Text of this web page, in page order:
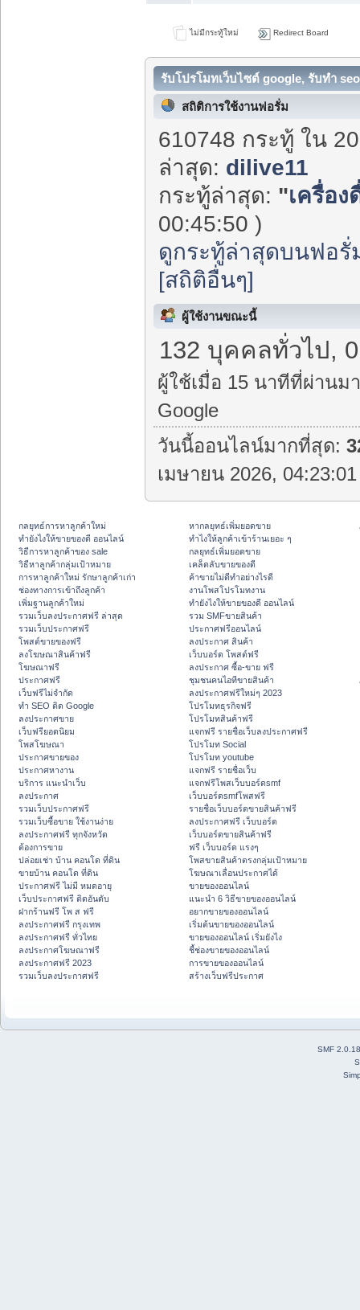
ไม่มีกระทู้ใหม่ Redirect Board
รับโปรโมทเว็บไซต์ google, รับทำ
สถิติการใช้งานฟอรั่ม
610748 กระทู้ ใน
ล่าสุด: dilive11
กระทู้ล่าสุด: "เครื่อ
00:45:50 )
ดูกระทู้ล่าสุดบนฟอรั่
[สถิติอื่นๆ]
ผู้ใช้งานขณะนี้
132 บุคคลทั่วไป,
ผู้ใช้เมื่อ 15 นาทีที่ผ่านม
Google
วันนี้ออนไลน์มากที่สุด:
เมษายน 2026,
กลยุทธ์การหาลูกค้าใหม่
ทํายังไงให้ขายของดี ออนไลน์
วิธีการหาลูกค้าของ sale
วิธีหาลูกค้ากลุ่มเป้าหมาย
การหาลูกค้าใหม่ รักษาลูกค้าเก่า
ช่องทางการเข้าถึงลูกค้า
เพิ่มฐานลูกค้าใหม่
รวมเว็บลงประกาศฟรี ล่าสุด
รวมเว็บประกาศฟรี
โพสต์ขายของฟรี
ลงโฆษณาสินค้าฟรี
โฆษณาฟรี
ประกาศฟรี
เว็บฟรีไม่จำกัด
ทำ SEO ติด Google
ลงประกาศขาย
เว็บฟรียอดนิยม
โพสโฆษณา
ประกาศขายของ
ประกาศหางาน
บริการ แนะนำเว็บ
ลงประกาศ
รวมเว็บประกาศฟรี
รวมเว็บซื้อขาย ใช้งานง่าย
ลงประกาศฟรี ทุกจังหวัด
ต้องการขาย
ปล่อยเช่า บ้าน คอนโด ที่ดิน
ขายบ้าน คอนโด ที่ดิน
ประกาศฟรี ไม่มี หมดอายุ
เว็บประกาศฟรี ติดอันดับ
ฝากร้านฟรี โพ ส ฟรี
ลงประกาศฟรี กรุงเทพ
ลงประกาศฟรี ทั่วไทย
ลงประกาศโฆษณาฟรี
ลงประกาศฟรี 2023
รวมเว็บลงประกาศฟรี
หากลยุทธ์เพิ่มยอดขาย
ทําไงให้ลูกค้าเข้าร้านเยอะ ๆ
กลยุทธ์เพิ่มยอดขาย
เคล็ดลับขายของดี
ค้าขายไม่ดีทำอย่างไรดี
งานโพสโปรโมทงาน
ทํายังไงให้ขายของดี ออนไลน์
รวม SMFขายสินค้า
ประกาศฟรีออนไลน์
ลงประกาศ สินค้า
เว็บบอร์ด โพสต์ฟรี
ลงประกาศ ซื้อ-ขาย ฟรี
ชุมชนคนไอทีขายสินค้า
ลงประกาศฟรีใหม่ๆ 2023
โปรโมทธุรกิจฟรี
โปรโมทสินค้าฟรี
แจกฟรี รายชื่อเว็บลงประกาศฟรี
โปรโมท Social
โปรโมท youtube
แจกฟรี รายชื่อเว็บ
แจกฟรีโพสเว็บบอร์ดsmf
เว็บบอร์ดsmfโพสฟรี
รายชื่อเว็บบอร์ดขายสินค้าฟรี
ลงประกาศฟรี เว็บบอร์ด
เว็บบอร์ดขายสินค้าฟรี
ฟรี เว็บบอร์ด แรงๆ
โพสขายสินค้าตรงกลุ่มเป้าหมาย
โฆษณาเลื่อนประกาศได้
ขายของออนไลน์
แนะนำ 6 วิธีขายของออนไลน์
อยากขายของออนไลน์
เริ่มต้นขายของออนไลน์
ขายของออนไลน์ เริ่มยังไง
ชี้ช่องขายของออนไลน์
การขายของออนไลน์
สร้างเว็บฟรีประกาศ
SMF 2.0.18